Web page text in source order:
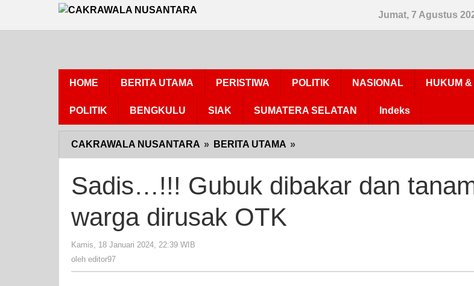
Jumat, 7 Agustus
HOME BERITA UTAMA PERISTIWA POLITIK NASIONAL HUKUM
POLITIK BENGKULU SIAK SUMATERA SELATAN Indeks
CAKRAWALA NUSANTARA » BERITA UTAMA »
Gubuk
dan
Sadis…!!! Gubuk dibakar dan
warga dirusak OTK
Kamis, 18 Januari 2024, 22:39 WIB
oleh editor97